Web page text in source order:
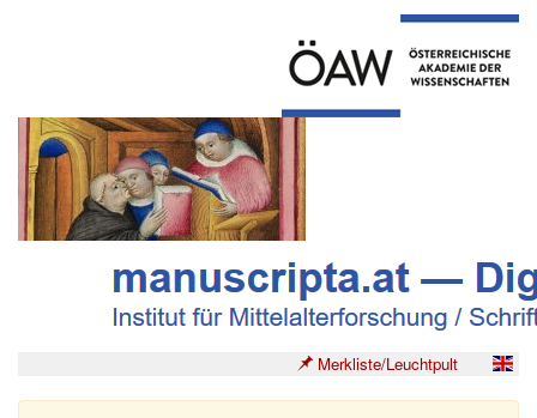
Merkliste/Leuchtpult